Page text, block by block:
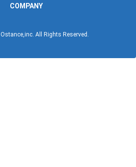
COMPANY
Ostance,inc. All Rights Reserved.